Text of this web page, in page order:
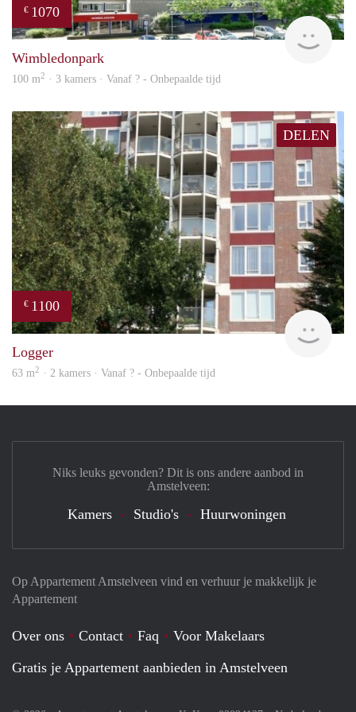
€ 1070
rent
Wimbledonpark
100 m2 · 3 kamers · Vanaf ? - Onbepaalde tijd
DELEN
€ 1100
rent
Logger
63 m2 · 2 kamers · Vanaf ? - Onbepaalde tijd
Op Appartement Amstelveen vind en verhuur je makkelijk je
Appartement
Over ons Contact Faq
Voor Makelaars
Gratis je Appartement aanbieden in Amstelveen
Niks leuks gevonden? Dit is ons andere aanbod in
Amstelveen:
Kamers Studio's Huurwoningen